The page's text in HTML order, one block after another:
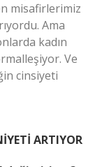
misafirlerimiz
Ama
kadın
Ve
cinsiyeti
ARTIYOR